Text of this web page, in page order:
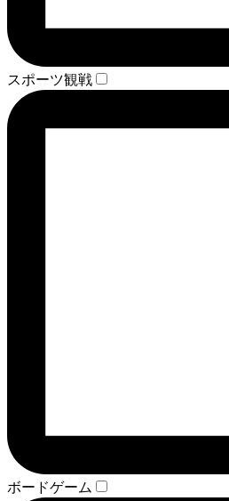
スポーツ観戦
ボードゲーム